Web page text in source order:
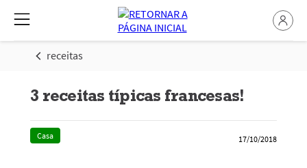
receitas
3 receitas típicas francesas!
Casa 17/10/2018